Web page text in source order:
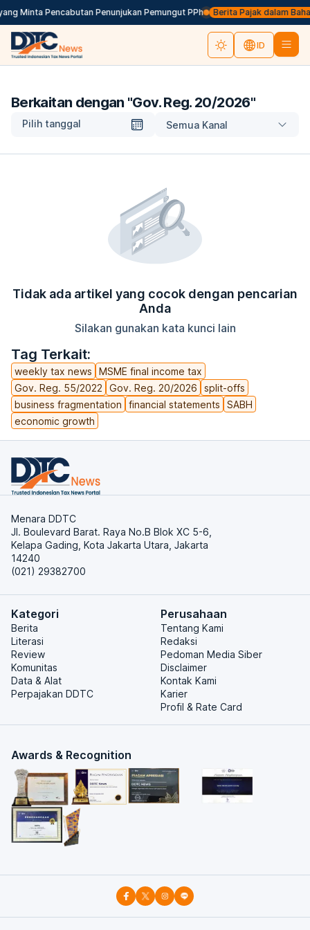
Minta Pencabutan Penunjukan Pemungut PPh Berita Pajak dalam
ID
Berkaitan dengan "Gov. Reg. 20/2026"
Pilih tanggal Semua Kanal
Tag Terkait:
weekly tax news
MSME final income tax
Gov. Reg. 55/2022
Gov. Reg. 20/2026
split-offs
business fragmentation
financial statements
SABH
economic growth
Tidak ada artikel yang cocok dengan pencarian
Anda
Silakan gunakan kata kunci lain
Menara DDTC
Jl. Boulevard Barat. Raya No.B Blok XC 5-6,
Kelapa Gading, Kota Jakarta Utara, Jakarta
14240
(021) 29382700
Kategori
Berita
Literasi
Review
Komunitas
Data & Alat
Perpajakan DDTC
Perusahaan
Tentang Kami
Redaksi
Pedoman Media Siber
Disclaimer
Kontak Kami
Karier
Profil & Rate Card
Awards & Recognition